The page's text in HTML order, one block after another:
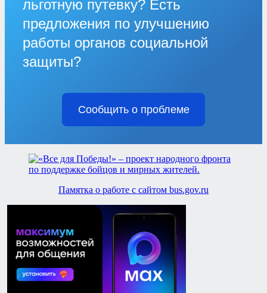
льготную путевку? Есть
предложения по улучшению
работы органов социальной
защиты?
Сообщить о проблеме
Памятка о работе с сайтом bus.gov.ru